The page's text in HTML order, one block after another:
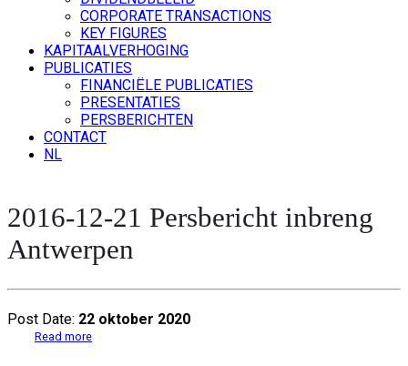
CORPORATE TRANSACTIONS
KEY FIGURES
KAPITAALVERHOGING
PUBLICATIES
FINANCIËLE PUBLICATIES
PRESENTATIES
PERSBERICHTEN
CONTACT
NL
2016-12-21 Persbericht inbreng
Antwerpen
Post Date: 22 oktober 2020
Read more